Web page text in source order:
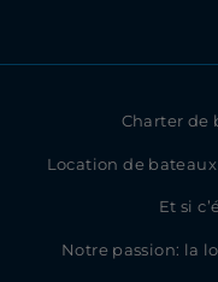
Charter de
Location de
Et si
Notre passion: la